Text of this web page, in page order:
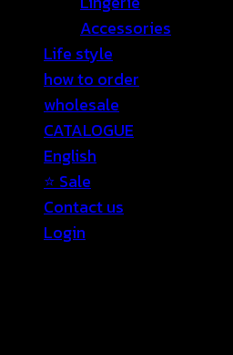
Accessories
Life style
how to order
wholesale
CATALOGUE
English
⭐ Sale
Contact us
Login